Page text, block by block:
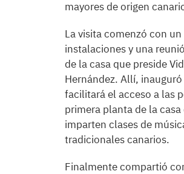
mayores de origen
La visita comenzó con
instalaciones y una
de la casa que preside
Hernández. Allí,
facilitará el acceso a las
primera planta de la
imparten clases de
tradicionales canarios.
Finalmente compartió